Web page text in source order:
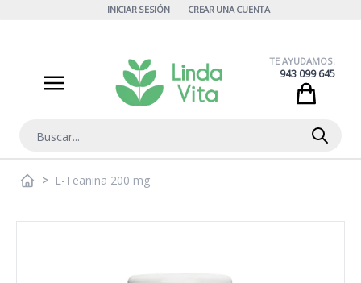
INICIAR SESIÓN CREAR UNA CUENTA
Buscar
TE AYUDAMOS:
943 099 645
> L-Teanina 200 mg